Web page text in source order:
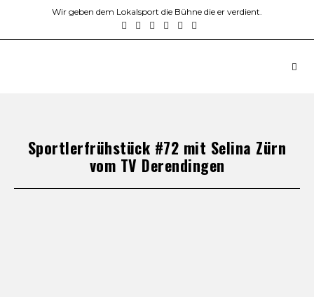
Wir geben dem Lokalsport die Bühne die er verdient.
Sportlerfrühstück #72 mit Selina Zürn
vom TV Derendingen